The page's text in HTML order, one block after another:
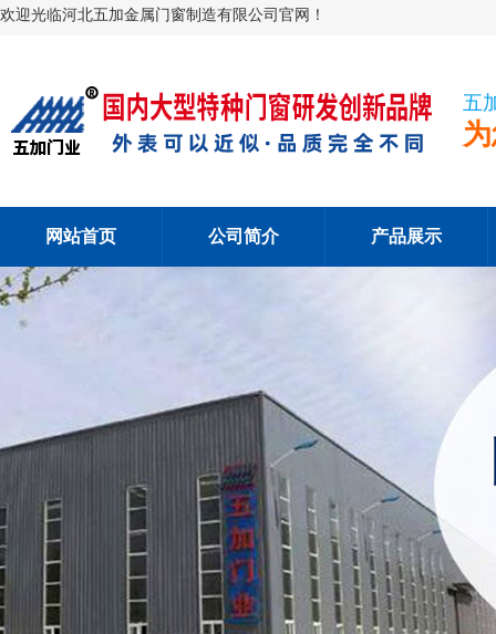
欢迎光临河北五加金属门窗制造有限公司官网！
五
网站首页 公司简介 产品展示